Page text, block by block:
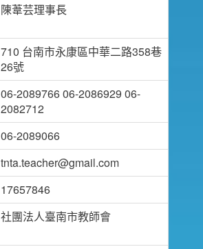
陳葦芸理事長
710 台南市永康區中華二路358巷
26號
06-2089766 06-2086929 06-
2082712
06-2089066
tnta.teacher@gmail.com
17657846
社團法人臺南市教師會